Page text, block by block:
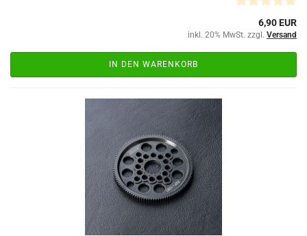
6,90 EUR
inkl. 20% MwSt. zzgl. Versand
IN DEN WARENKORB